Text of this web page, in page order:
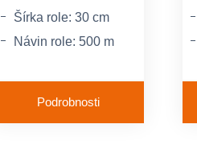
Šírka role: 30 cm
Návin role: 500 m
Podrobnosti